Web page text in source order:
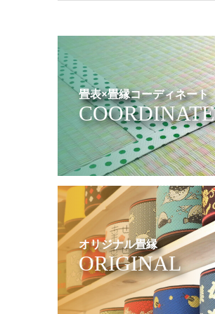
畳表×畳縁コーディネート
COORDINATE
オリジナル畳縁
ORIGINAL